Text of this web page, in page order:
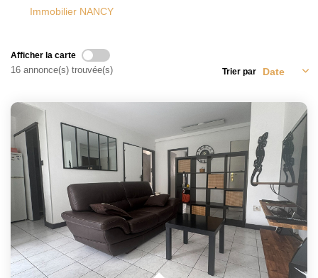
ESPACE CLIENT
Immobilier NANCY
Afficher la carte
16 annonce(s) trouvée(s) Trier par